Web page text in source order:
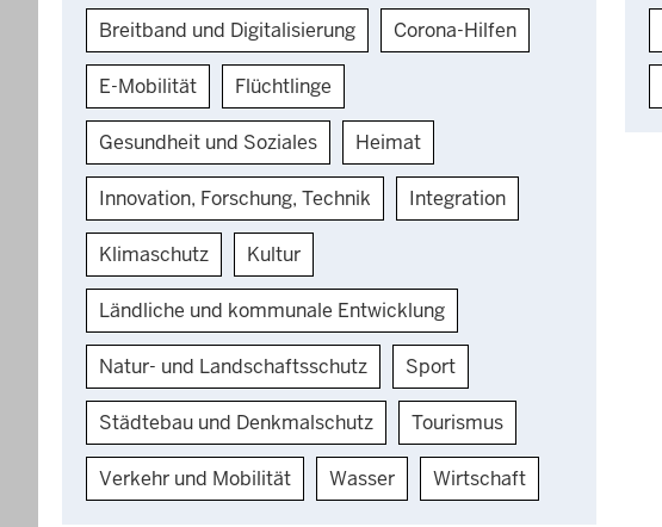
Breitband und Digitalisierung Corona-Hilfen
E-Mobilität Flüchtlinge
Gesundheit und Soziales Heimat
Innovation, Forschung, Technik Integration
Klimaschutz Kultur
Ländliche und kommunale Entwicklung
Natur- und Landschaftsschutz Sport
Städtebau und Denkmalschutz Tourismus
Verkehr und Mobilität Wasser Wirtschaft